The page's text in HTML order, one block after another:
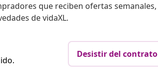
que reciben ofertas semanales,
de vidaXL.
Desistir del contrato